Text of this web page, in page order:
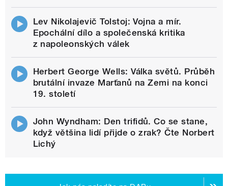
Lev Nikolajevič Tolstoj: Vojna a mír.
Epochální dílo a společenská kritika
z napoleonských válek
Herbert George Wells: Válka světů. Průběh
brutální invaze Marťanů na Zemi na konci
19. století
John Wyndham: Den trifidů. Co se stane,
když většina lidí přijde o zrak? Čte Norbert
Lichý